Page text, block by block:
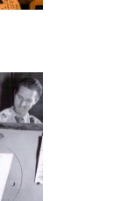
750